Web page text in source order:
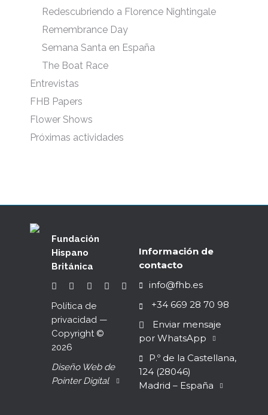
Redescubriendo a Florence Nightingale
Remembrance Day
Semana Santa en España
The Boat Race
Entrevistas
FHB Papers
Flower Shows
Próximas actividades
Fundación
Hispano
Británica
Política de
privacidad —
Copyright ©
2026
Diseño Web de
Pointer Digital
Información de
contacto
info@fhb.es
+34 669 28 70 98
Enviar mensaje
por WhatsApp
P.º de la Castellana,
124 (28046)
Madrid – España